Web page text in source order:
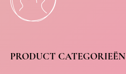
PRODUCT CATEGORIEËN